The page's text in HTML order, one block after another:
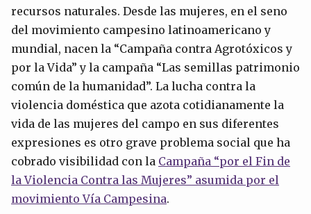
recursos naturales. Desde las mujeres, en el seno
del movimiento campesino latinoamericano y
mundial, nacen la “Campaña contra Agrotóxicos y
por la Vida” y la campaña “Las semillas patrimonio
común de la humanidad”. La lucha contra la
violencia doméstica que azota cotidianamente la
vida de las mujeres del campo en sus diferentes
expresiones es otro grave problema social que ha
cobrado visibilidad con la Campaña “por el Fin de
la Violencia Contra las Mujeres” asumida por el
movimiento Vía Campesina.